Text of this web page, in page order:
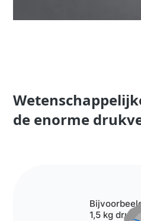
de enorme
1,5 kg druk